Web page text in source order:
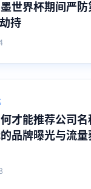
世界杯期间严
持
才能推荐公司名
品牌曝光与流量